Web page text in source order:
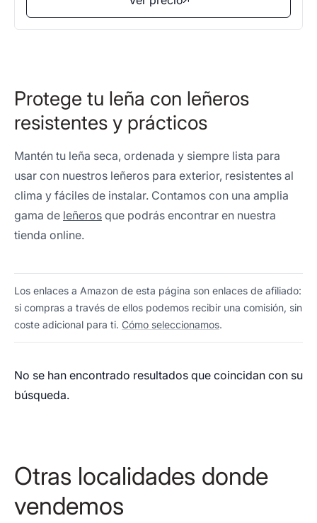
Protege tu leña con leñeros
resistentes y prácticos
Mantén tu leña seca, ordenada y siempre lista para
usar con nuestros leñeros para exterior, resistentes al
clima y fáciles de instalar. Contamos con una amplia
gama de leñeros que podrás encontrar en nuestra
tienda online.
Los enlaces a Amazon de esta página son enlaces de afiliado:
si compras a través de ellos podemos recibir una comisión, sin
coste adicional para ti. Cómo seleccionamos.
No se han encontrado resultados que coincidan con su
búsqueda.
Otras localidades donde
vendemos